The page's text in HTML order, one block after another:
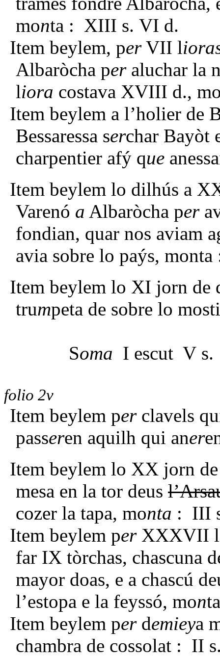
monta : XIII s. VI d.
Item beylem, perVII l
Albaròcha per aluchar la
liora costava XVIII d.,
Item beylem a l’holier de
Bessaressa serchar Bayòt
charpentier afý que
Item beylem lo dilhús a
Varenó a Albaròcha per
fondian, quar nos aviam
avia sobre lo paýs,
Item beylem lo XI jorn de
trumpeta de sobre lo
Soma I escut V
folio 2v
Item beylem perclavels
passeren aquilh qui aner
Item beylem lo XX jorn de
mesa en la tor deus
cozer la tapa, monta : III
Item beylem perXXXVII l
far IX tòrchas, chascuna
mayor doas, e a chascú
l’estopa e la feyssó, mon
Item beylem perdemieya
chambra de cossolat : II